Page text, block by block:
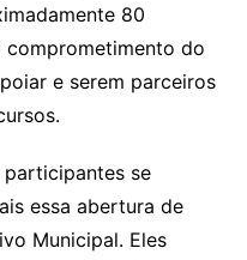
80
do
e serem parceiros
participantes se
essa abertura de
Municipal. Eles